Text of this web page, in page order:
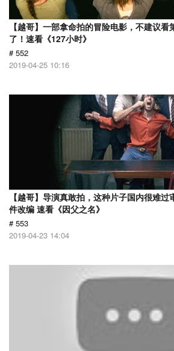
【越哥】一部拿命拍的冒险电影，不建议
了！速看《127小时》
# 552
2019-04-25 10:16
【越哥】导演真敢拍，这种片子国内很难
件改编 速看《因父之名》
# 553
2019-04-23 14:04